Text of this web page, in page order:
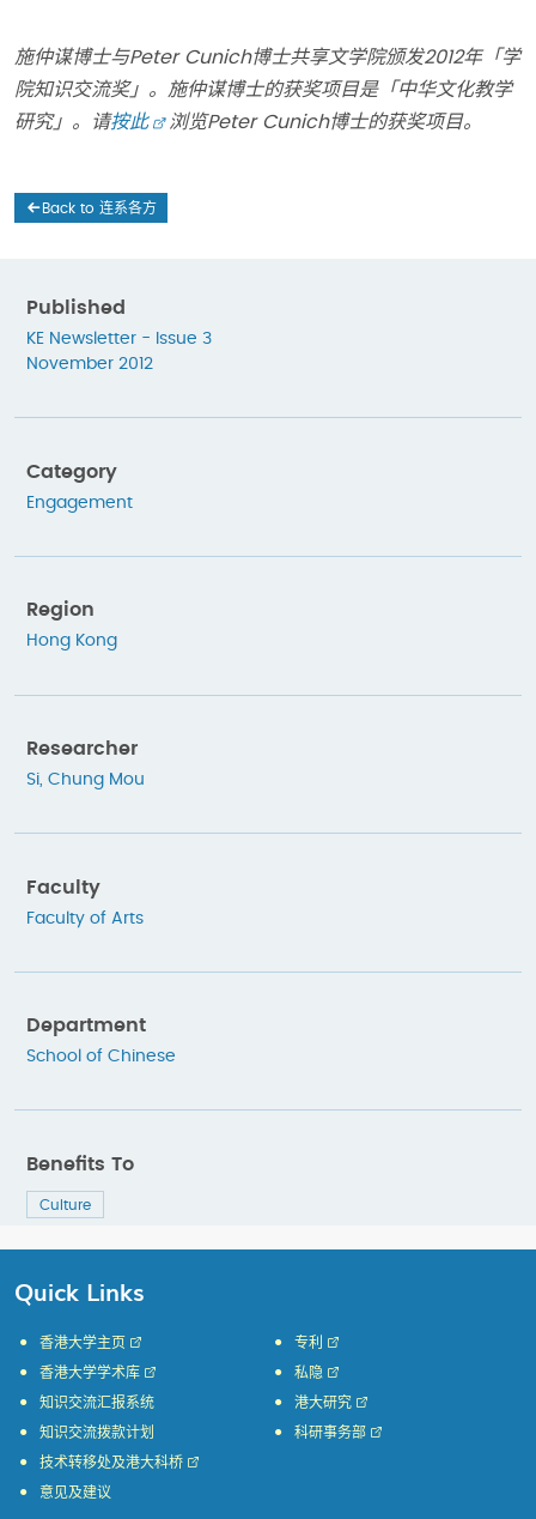
施仲谋博士与Peter Cunich博士共享文学院颁发2012年「学
院知识交流奖」。施仲谋博士的获奖项目是「中华文化教学
研究」。请按此 浏览Peter Cunich博士的获奖项目。
Back to 连系各方
Published
KE Newsletter - Issue 3
November 2012
Category
Engagement
Region
Hong Kong
Researcher
Si, Chung Mou
Faculty
Faculty of Arts
Department
School of Chinese
Benefits To
Culture
Quick Links
香港大学主页
香港大学学术库
知识交流汇报系统
知识交流拨款计划
专利
私隐
港大研究
科研事务部
技术转移处及港大科桥
意见及建议